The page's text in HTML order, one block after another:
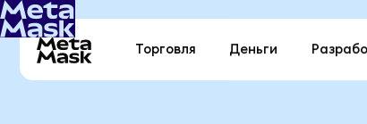
Торговля Деньги